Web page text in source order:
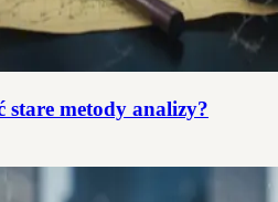
stare metody analizy?